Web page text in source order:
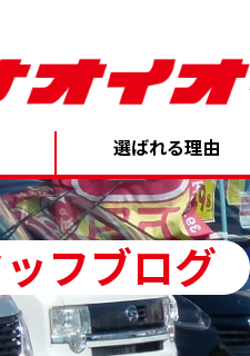
選ばれる理由
フブログ